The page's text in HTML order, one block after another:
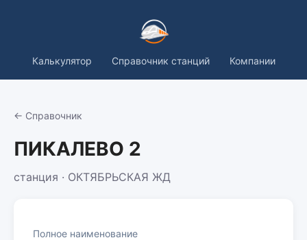
Калькулятор Справочник станций Компании
← Справочник
ПИКАЛЕВО 2
станция · ОКТЯБРЬСКАЯ ЖД
Полное наименование